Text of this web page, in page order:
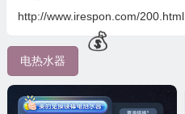
http://www.irespon.com/200.html
电热水器